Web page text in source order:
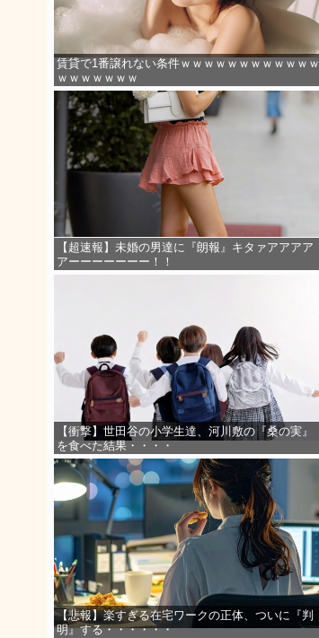
賃貸で1番譲れない条件ｗｗｗｗｗｗｗｗｗｗｗｗ
ｗｗｗｗｗｗｗ
【超速報】未婚の男達に『朗報』キタァアアアア
アーーーーーーー！！
【衝撃】世田谷の小学生達、河川敷の『桑の実』
を食べた結果・・・・
【悲報】楽すぎる在宅ワークの正体、ついに『判
明』する・・・・・・